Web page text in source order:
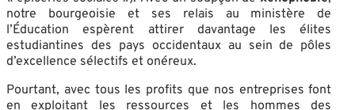
notre bourgeoisie et ses relais au ministère de
l’Éducation espèrent attirer davantage les élites
estudiantines des pays occidentaux au sein de pôles
d’excellence sélectifs et onéreux.
Pourtant, avec tous les profits que nos entreprises font
en exploitant les ressources et les hommes des